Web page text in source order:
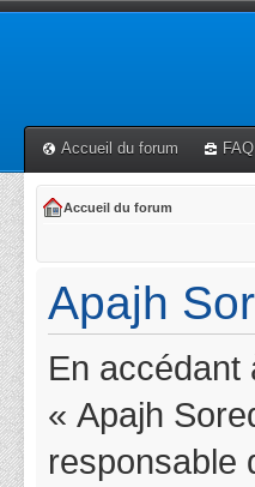
Accueil du forum FAQ
Accueil du forum
Apajh
En accédant
« Apajh
responsable